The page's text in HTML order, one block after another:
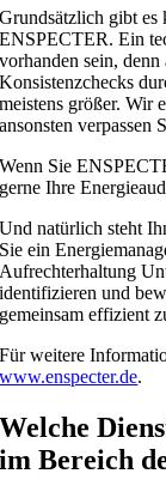
Grundsätzlich gibt es
ENSPECTER. Ein
vorhanden sein,
Konsistenzchecks
meistens größer. Wir
ansonsten verpassen
Wenn Sie
gerne Ihre
Und natürlich steht
Sie ein
Aufrechterhaltung
identifizieren und
gemeinsam effizient
Für weitere
www.enspecter.de.
Welche
im Bereich